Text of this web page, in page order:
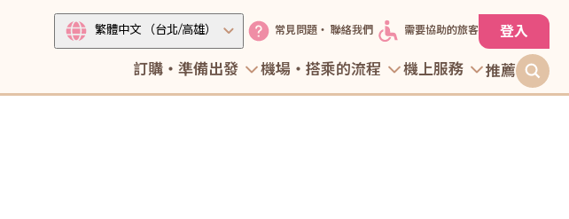
訂購・準備出發 機場・搭乘的流程 機上服務 推薦
繁體中文 （台北/高雄） 常見問題・ 聯絡我們 需要協助的旅客 登入